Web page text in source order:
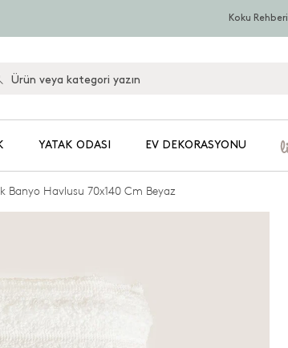
Koku Rehberi
YATAK ODASI EV DEKORASYONU
Banyo Havlusu 70x140 Cm Beyaz